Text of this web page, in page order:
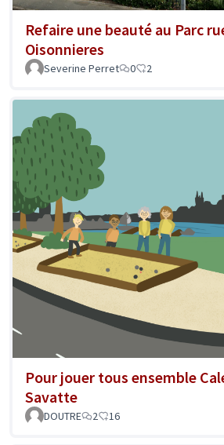
Refaire une beauté au Parc
Oisonnieres
Severine Perret 0 2
Pour jouer tous ensemble
Savatte
DOUTRE 2 16